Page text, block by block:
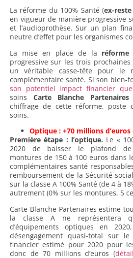
La réforme du 100% Santé (ex-
en vigueur de manière progressive
et l’audioprothèse. Sur un plan
neutre d’effet pour les organismes
La mise en place de la
progressive sur les trois
un véritable casse-tête pour le
complémentaire santé. Si son bien-
son potentiel impact financier
soins Carte Blanche Partenaires
chiffrage de cette réforme, poste
soins.
Optique : +70 millions d’euros
Première étape : l’optique. Le «
2020 de baisser le plafond de
montures de 150 à 100 euros dans
complémentaires santé
remboursement de la Sécurité
sur la classe A 100% Santé (de 4 à
autrement (0% sur les montures, 5
Carte Blanche Partenaires estime
la classe A ne représentera
d’équipements optiques en
désengagement quasi-total sur
financier estimé pour 2020 pour
donc de 70 millions d’euros (